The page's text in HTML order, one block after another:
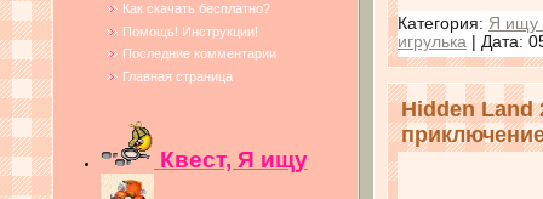
Как скачать бесплатно?
Помощь! Инструкции!
Последние комментарии
Главная страница
Квест, Я ищу
Категория: Я ищу
игрулька | Дата:
Hidden Land